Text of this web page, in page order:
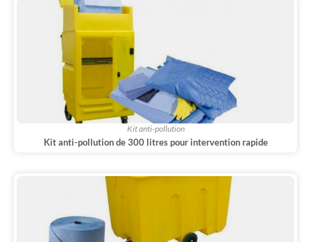
Kit anti-pollution
Kit anti-pollution de 300 litres pour intervention rapide